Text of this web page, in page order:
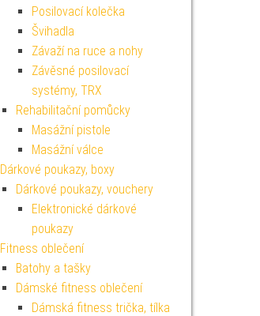
Posilovací kolečka
Švihadla
Závaží na ruce a nohy
Závěsné posilovací
systémy, TRX
Rehabilitační pomůcky
Masážní pistole
Masážní válce
Dárkové poukazy, boxy
Dárkové poukazy, vouchery
Elektronické dárkové
poukazy
Fitness oblečení
Batohy a tašky
Dámské fitness oblečení
Dámská fitness trička, tílka